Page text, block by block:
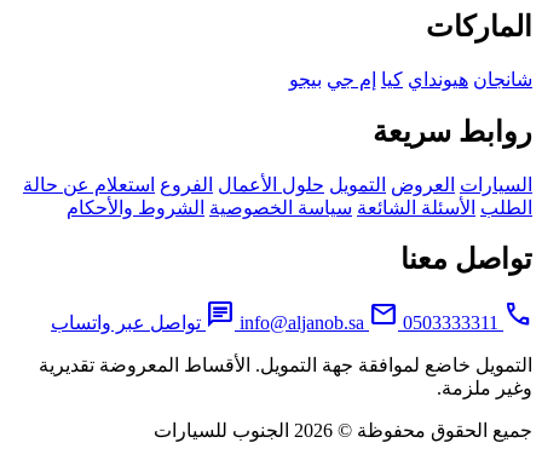
هيونداي كيا إم جي بيجو
سريعة
العروض التمويل حلول الأعمال الفروع استعلام عن حالة
الأسئلة الشائعة سياسة الخصوصية الشروط والأحكام
معنا
0503333311
mail
info@aljanob.sa
chatتواصل عبر واتساب
خاضع لموافقة جهة التمويل. الأقساط المعروضة تقديرية
ملزمة.
محفوظة © 2026 الجنوب للسيارات